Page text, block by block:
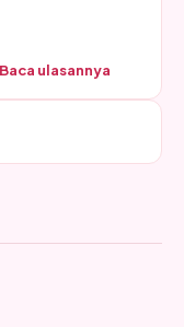
Baca ulasannya